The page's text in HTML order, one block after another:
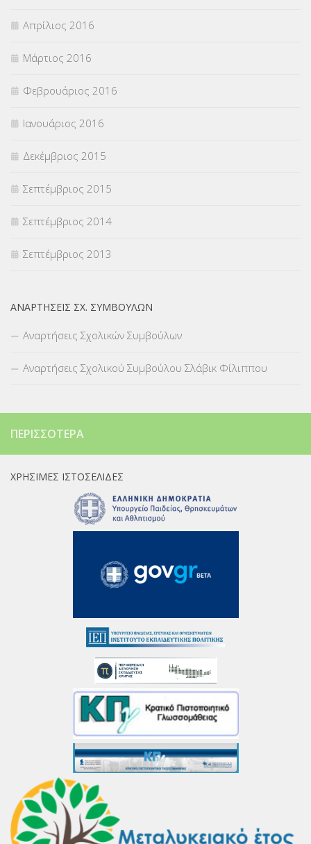
Απρίλιος 2016
Μάρτιος 2016
Φεβρουάριος 2016
Ιανουάριος 2016
Δεκέμβριος 2015
Σεπτέμβριος 2015
Σεπτέμβριος 2014
Σεπτέμβριος 2013
ΑΝΑΡΤΉΣΕΙΣ ΣΧ. ΣΥΜΒΟΎΛΩΝ
Αναρτήσεις Σχολικών Συμβούλων
Αναρτήσεις Σχολικού Συμβούλου Σλάβικ Φίλιππου
ΠΕΡΙΣΣΌΤΕΡΑ
ΧΡΉΣΙΜΕΣ ΙΣΤΟΣΕΛΊΔΕΣ